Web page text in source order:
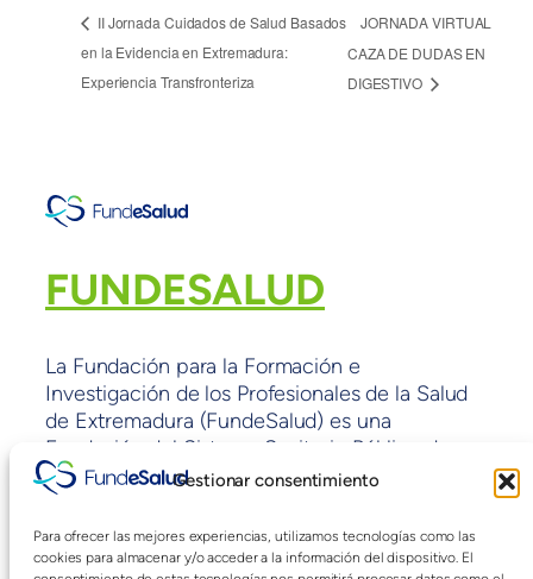
Gestionar consentimiento
Para ofrecer las mejores experiencias, utilizamos tecnologías como las
cookies para almacenar y/o acceder a la información del dispositivo. El
II Jornada Cuidados de Salud Basados
en la Evidencia en Extremadura:
Experiencia Transfronteriza
JORNADA VIRTUAL
CAZA DE DUDAS EN
DIGESTIVO
FUNDESALUD
La Fundación para la Formación e
Investigación de los Profesionales de la Salud
de Extremadura (FundeSalud) es una
Fundación del Sistema Sanitario Público de
Extremadura sin ánimo de lucro y con fines de
interés general adscrita a la Consejería de
Sanidad y políticas Sociales de la Junta de
Extremadura.